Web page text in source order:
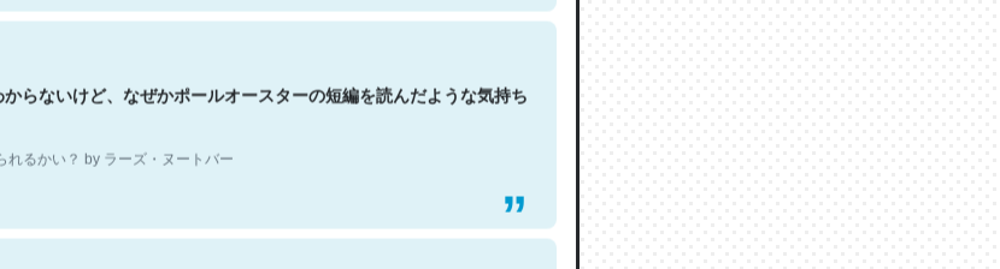
らないけど、なぜかポールオースターの短編を読んだような気持ち
るかい？ by ラーズ・ヌートバー